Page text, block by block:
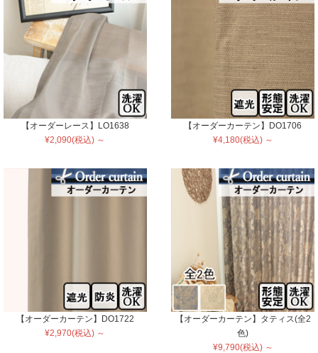
【オーダーレース】LO1638
¥2,090(税込) ～
【オーダーカーテン】DO1706
¥4,180(税込) ～
【オーダーカーテン】DO1722
¥2,970(税込) ～
【オーダーカーテン】タティス(全2
色)
¥9,790(税込) ～